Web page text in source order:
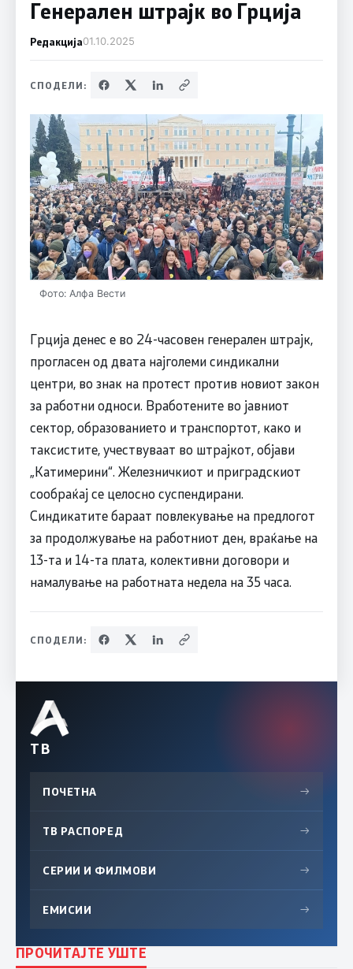
Генерален штрајк во Грција
Редакција01.10.2025
СПОДЕЛИ:
Фото: Алфа Вести
Грција денес е во 24-часовен генерален штрајк,
прогласен од двата најголеми синдикални
центри, во знак на протест против новиот закон
за работни односи. Вработените во јавниот
сектор, образованието и транспортот, како и
таксистите, учествуваат во штрајкот, објави
„Катимерини“. Железничкиот и приградскиот
сообраќај се целосно суспендирани.
Синдикатите бараат повлекување на предлогот
за продолжување на работниот ден, враќање на
13-та и 14-та плата, колективни договори и
намалување на работната недела на 35 часа.
СПОДЕЛИ:
ТВ
ПОЧЕТНА →
ТВ РАСПОРЕД →
СЕРИИ И ФИЛМОВИ →
ЕМИСИИ →
ПРОЧИТАЈТЕ УШТЕ